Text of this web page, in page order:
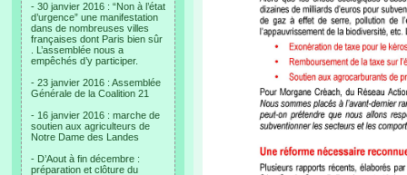
- 30 janvier 2016 : “Non à l’état
d’urgence” une manifestation
dans de nombreuses villes
françaises dont Paris bien sûr
. L’assemblée nous a
empêchés d’y participer.
- 23 janvier 2016 : Assemblée
Générale de la Coalition 21
- 16 janvier 2016 : marche de
soutien aux agriculteurs de
Notre Dame des Landes
- D’Aout à fin décembre :
préparation et clôture du